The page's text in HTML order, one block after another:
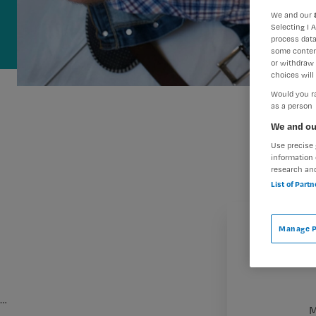
…
We and our
Selecting I
process
some
or withdraw
choices will
Would you
as a person
We and
Use
information
research
List of
Manage